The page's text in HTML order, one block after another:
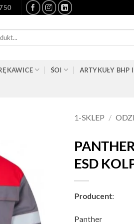
ŚOI ARTYKUŁY BHP
1-SKLEP /
ESD
Producent:
Panther